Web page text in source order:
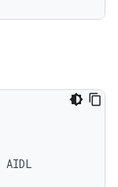
AIDL